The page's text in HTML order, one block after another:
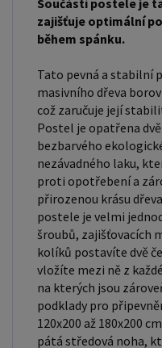
prostorem. Postele o
140x200 cm jsou
jednotlivce, kteří
standardní
160x200 cm a
standardní pro
nákupem postele se
místa ve své ložnici. Materiál postele: Masiv
borovice je typ dřeva,
pevností a dlouhou
se řadí mezi měkké
než masivní smrk,
Borovicové dřevo
okouzlující kresbou.
Součástí postele je
zajišťuje optimální
během spánku.
Tato pevná a stabilní
masivního dřeva
což zaručuje její
Postel je opatřena
bezbarvého
nezávadného laku,
proti opotřebení a
přirozenou krásu
postele je velmi
šroubů, zajišťovacích
kolíků postavíte dvě
vložíte mezi ně z
na kterých jsou
podklady pro
120x200 až 180x200
pátá středová noha,